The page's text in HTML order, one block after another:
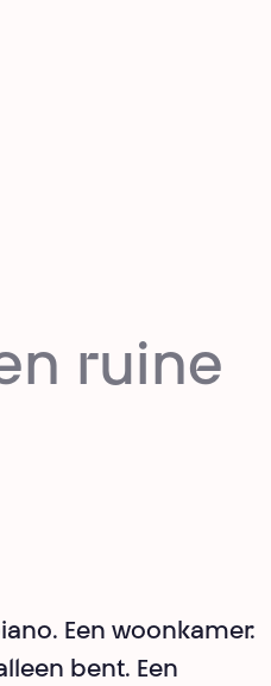
ruine
Een woonkamer:
bent. Een